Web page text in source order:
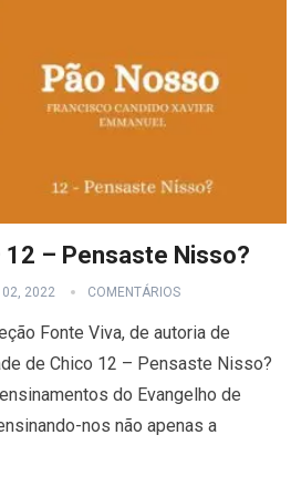
– Pensaste Nisso?
02, 2022 COMENTÁRIOS
Fonte Viva, de autoria de
de Chico 12 – Pensaste Nisso?
do Evangelho de
nos não apenas a